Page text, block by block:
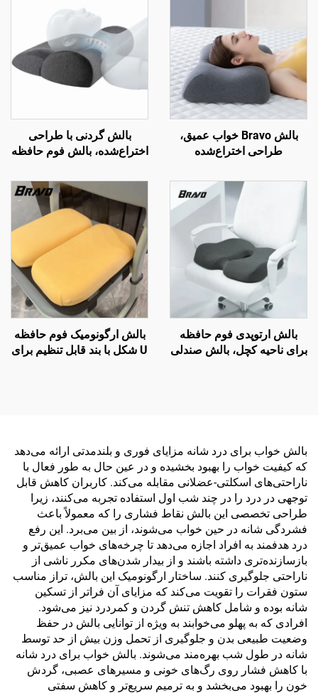
بالش Bravo خواب عمیق،
طراحی اختراع‌شده
خواب‌های جانبی، بالش
ارتوپدیک گردنی، بالش فوم
حافظه H8
بالش گردنی با طراحی
اختراع‌شده، بالش فوم حافظه
ارگونومیک، بالش فوم حافظه
H10
بالش ارتوپدی فوم حافظه
برای ناحیه کچل، بالش صندلی
بالش ارگونومیک فوم حافظه
U شکل با بند قابل تنظیم برای
بالش خواب برای درد شانه مزایای فوری و بلندمدتی ارائه می‌دهد
که کیفیت خواب را بهبود بخشیده و در عین حال به طور فعال با
ناراحتی‌های اسکلتی-عضلانی مقابله می‌کند. کاربران کاهش قابل
توجهی در درد را در چند شب اول استفاده تجربه می‌کنند، زیرا
طراحی تخصصی این بالش نقاط فشاری را که معمولاً باعث
فشردگی شانه در حین خواب می‌شوند، از بین می‌برد. این رفع
درد هدفمند به افراد اجازه می‌دهد تا چرخه‌های خواب عمیق‌تر و
بازسازنده‌تری داشته باشند و از بیدار شدن‌های مکرر ناشی از
ناراحتی جلوگیری کنند. ساختار ارگونومیک این بالش، تراز مناسب
ستون فقرات را تقویت می‌کند که مزایای آن فراتر از تسکین
شانه بوده و شامل کاهش تنش گردن و کمردرد نیز می‌شود.
افرادی که به پهلو می‌خوابند به ویژه از توانایی بالش در حفظ
وضعیت طبیعی بدن و جلوگیری از تحمل وزن بیش از حد توسط
شانه در طول شب بهره‌مند می‌شوند. بالش خواب برای درد شانه
با کاهش فشار روی رگ‌های خونی و مسیرهای عصبی، گردش
خون را بهبود می‌بخشد و به ترمیم سریع‌تر و کاهش سفتی